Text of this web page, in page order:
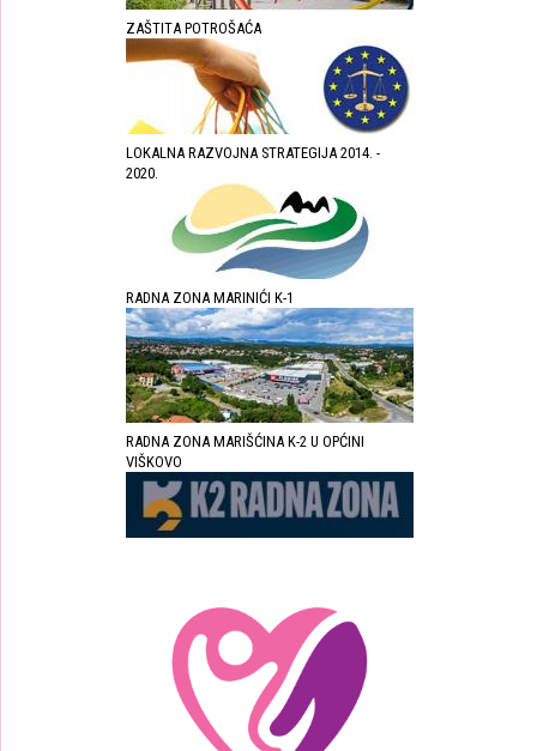
ZAŠTITA POTROŠAĆA
LOKALNA RAZVOJNA STRATEGIJA 2014. -
2020.
RADNA ZONA MARINIĆI K-1
RADNA ZONA MARIŠĆINA K-2 U OPĆINI
VIŠKOVO